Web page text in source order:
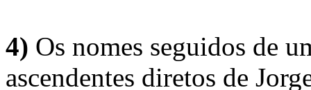
4) Os nomes seguidos de
ascendentes diretos de